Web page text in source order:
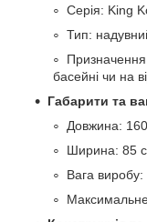
Серія: King
Тип:
басейні чи на
Габарити та
Довжина:
Ширина: 85
Вага виробу: